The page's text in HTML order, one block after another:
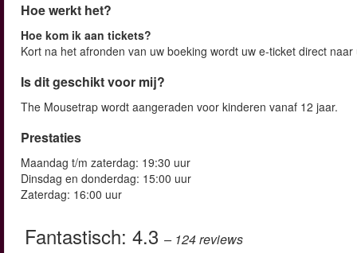
Hoe werkt het?
Hoe kom ik aan tickets?
Kort na het afronden van uw boeking wordt uw e-ticket direct
Is dit geschikt voor mij?
The Mousetrap wordt aangeraden voor kinderen vanaf 12 jaar.
Prestaties
Maandag t/m zaterdag: 19:30 uur
Dinsdag en donderdag: 15:00 uur
Zaterdag: 16:00 uur
Fantastisch: 4.3 – 124reviews